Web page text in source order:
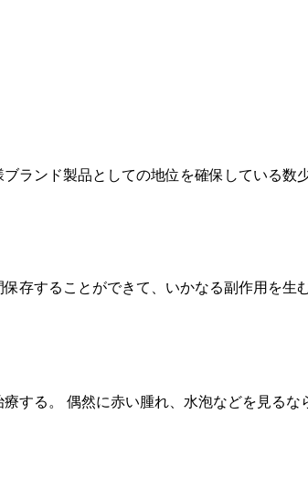
ランド製品としての地位を確保している数
存することができて、いかなる副作用を生
する。 偶然に赤い腫れ、水泡などを見る